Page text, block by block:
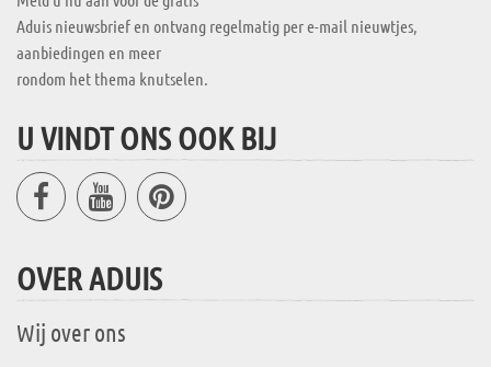
Aduis nieuwsbrief en ontvang regelmatig per e-mail nieuwtjes,
aanbiedingen en meer
rondom het thema knutselen.
U VINDT ONS OOK BIJ
OVER ADUIS
Wij over ons